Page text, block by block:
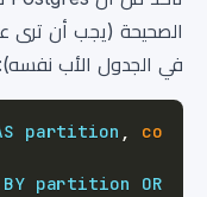
في الجدول الأب نفسه):
partition ,
co
BY partition
OR